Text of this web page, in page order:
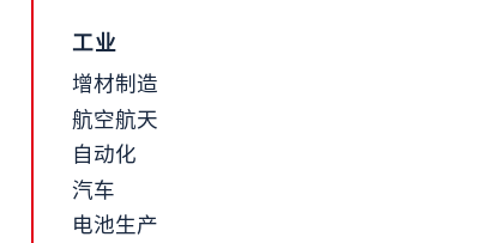
工业
增材制造
航空航天
自动化
汽车
电池生产